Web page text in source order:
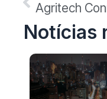
Notícias